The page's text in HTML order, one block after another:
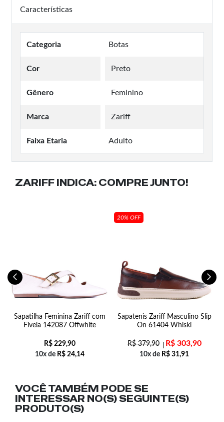
Características
Categoria Botas
Cor Preto
Gênero Feminino
Marca Zariff
Faixa Etaria Adulto
ZARIFF INDICA: COMPRE JUNTO!
Sapatilha Feminina Zariff com
Fivela 142087 Offwhite
R$ 229,90
10x de R$ 24,14
20% OFF
Sapatenis Zariff Masculino Slip
On 61404 Whiski
R$379,90 R$303,90
10x de R$ 31,91
VOCÊ TAMBÉM PODE SE
INTERESSAR NO(S) SEGUINTE(S)
PRODUTO(S)